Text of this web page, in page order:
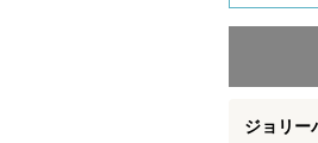
ジョリ